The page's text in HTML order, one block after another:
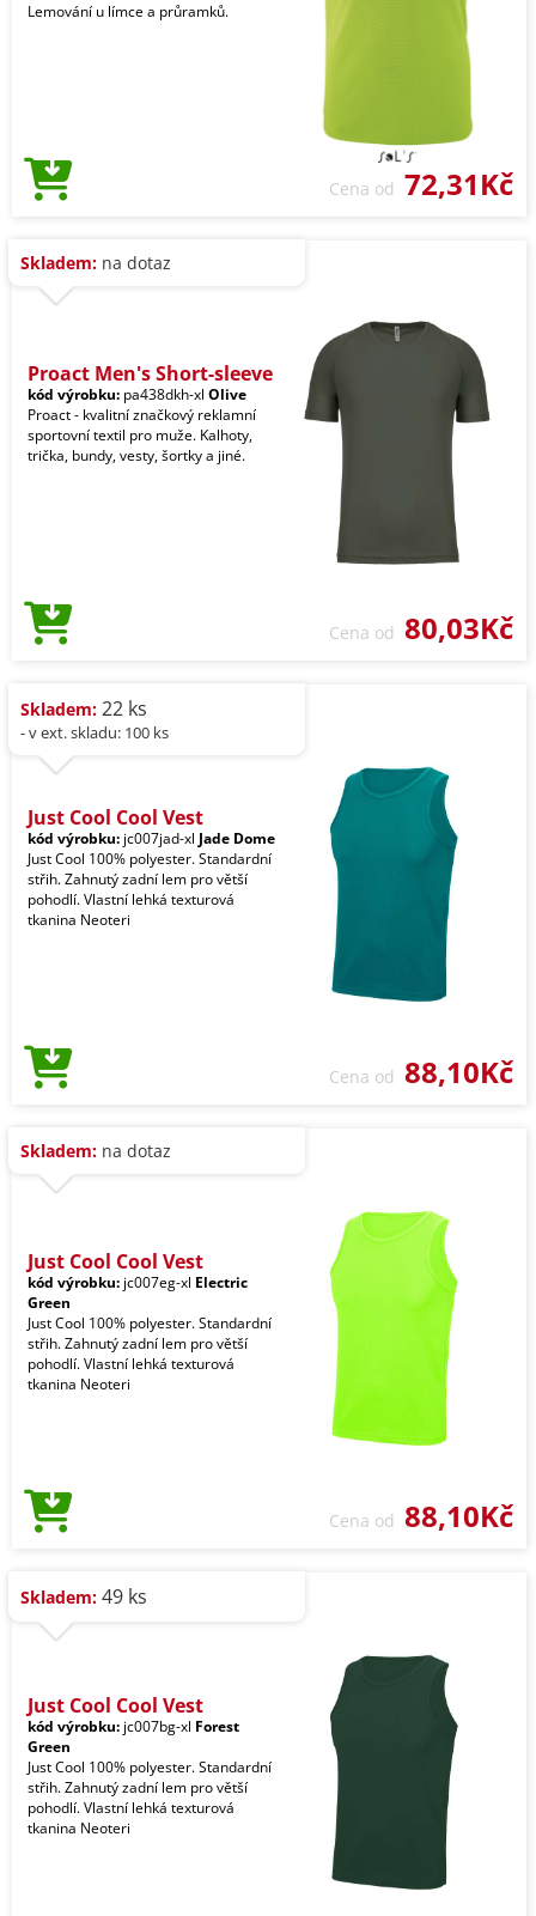
Lemování u límce a průramků.
Cena od 72,31Kč
Skladem: na dotaz
Proact Men's Short-sleeve
kód výrobku: pa438dkh-xl Olive
Proact - kvalitní značkový reklamní
sportovní textil pro muže. Kalhoty,
trička, bundy, vesty, šortky a jiné.
Cena od 80,03Kč
Skladem: 22 ks
- v ext. skladu: 100 ks
Just Cool Cool Vest
kód výrobku: jc007jad-xl Jade Dome
Just Cool 100% polyester. Standardní
střih. Zahnutý zadní lem pro větší
pohodlí. Vlastní lehká texturová
tkanina Neoteri
Cena od 88,10Kč
Skladem: na dotaz
Just Cool Cool Vest
kód výrobku: jc007eg-xl Electric
Green
Just Cool 100% polyester. Standardní
střih. Zahnutý zadní lem pro větší
pohodlí. Vlastní lehká texturová
tkanina Neoteri
Cena od 88,10Kč
Skladem: 49 ks
Just Cool Cool Vest
kód výrobku: jc007bg-xl Forest
Green
Just Cool 100% polyester. Standardní
střih. Zahnutý zadní lem pro větší
pohodlí. Vlastní lehká texturová
tkanina Neoteri